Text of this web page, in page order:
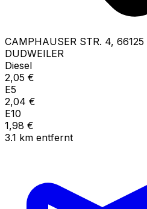
CAMPHAUSER STR. 4, 66125
DUDWEILER
Diesel
2,05 €
E5
2,04 €
E10
1,98 €
3.1 km entfernt